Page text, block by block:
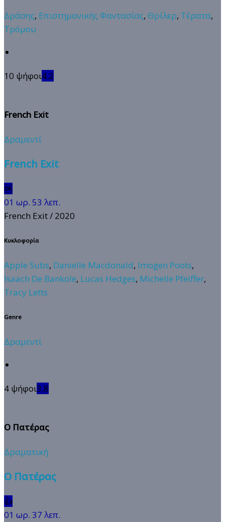
Δράσης, Επιστημονικής Φαντασίας, Θρίλερ, Τέρατα,
Τρόμου
10 ψήφοι4.2
French Exit
Δραμεντί
French Exit
🆗
01 ωρ. 53 λεπ.
French Exit/ 2020
Κυκλοφορία
Apple Subs, Danielle Macdonald, Imogen Poots,
Isaach De Bankole, Lucas Hedges, Michelle Pfeiffer,
Tracy Letts
Genre
Δραμεντί
4 ψήφοι3.8
Ο Πατέρας
Δραματική
Ο Πατέρας
👍
01 ωρ. 37 λεπ.